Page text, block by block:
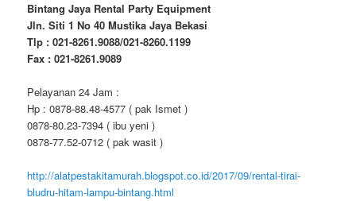
Bintang Jaya Rental Party Equipment
Jln. Siti 1 No 40 Mustika Jaya Bekasi
Tlp : 021-8261.9088/021-8260.1199
Fax : 021-8261.9089
Pelayanan 24 Jam :
Hp : 0878-88.48-4577 ( pak Ismet )
0878-80.23-7394 ( ibu yeni )
0878-77.52-0712 ( pak wasit )
http://alatpestakitamurah.blogspot.co.id/2017/09/rental-tirai-
bludru-hitam-lampu-bintang.html